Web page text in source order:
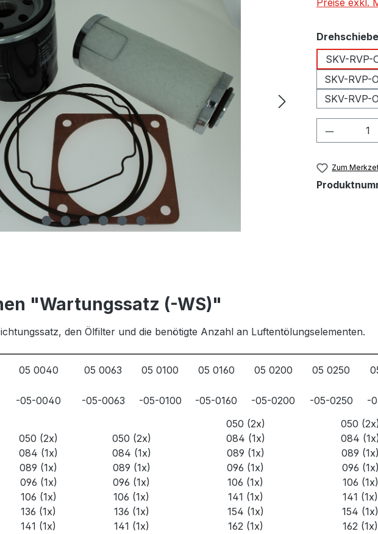
Preise exkl.
SKV-RVP-
SKV-RVP-
SKV-RVP-
Zum
"Wartungssatz (-WS)"
den Ölfilter und die benötigte Anzahl an Luftentölungselementen.
05 0040 05 0063 05 0100 05 0160 05 0200 05 0250
-05-0040 -05-0063 -05-0100 -05-0160 -05-0200 -05-0250 -
050 (2x)
084 (1x)
089 (1x)
096 (1x)
106 (1x)
136 (1x)
141 (1x)
050 (2x)
084 (1x)
089 (1x)
096 (1x)
106 (1x)
136 (1x)
141 (1x)
050 (2x)
084 (1x)
089 (1x)
096 (1x)
106 (1x)
141 (1x)
154 (1x)
162 (1x)
050 (2x)
084 (1x)
089 (1x)
096 (1x)
106 (1x)
141 (1x)
154 (1x)
162 (1x)